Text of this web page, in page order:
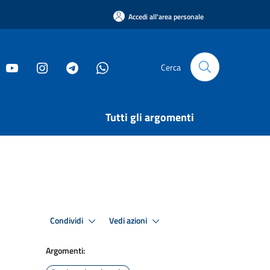
Accedi all'area personale
Cerca
Tutti gli argomenti
Condividi Vedi azioni
Argomenti: